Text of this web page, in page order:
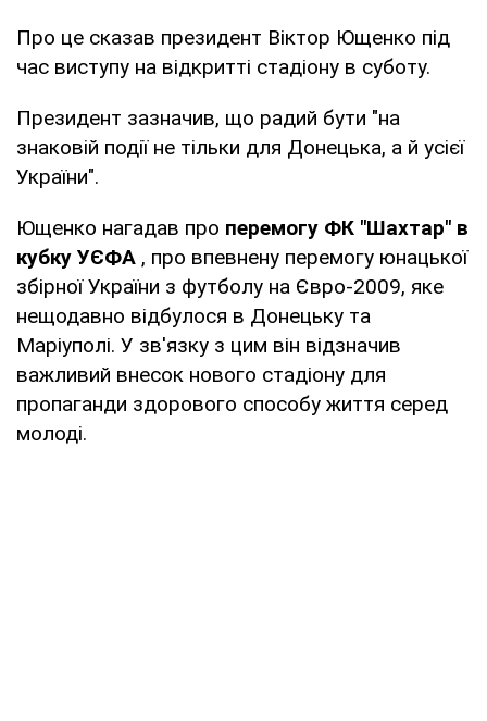
Про це сказав президент Віктор Ющенко під
час виступу на відкритті стадіону в суботу.
Президент зазначив, що радий бути "на
знаковій події не тільки для Донецька, а й усієї
України".
Ющенко нагадав про перемогу ФК "Шахтар" в
кубку УЄФА , про впевнену перемогу юнацької
збірної України з футболу на Євро-2009, яке
нещодавно відбулося в Донецьку та
Маріуполі. У зв'язку з цим він відзначив
важливий внесок нового стадіону для
пропаганди здорового способу життя серед
молоді.